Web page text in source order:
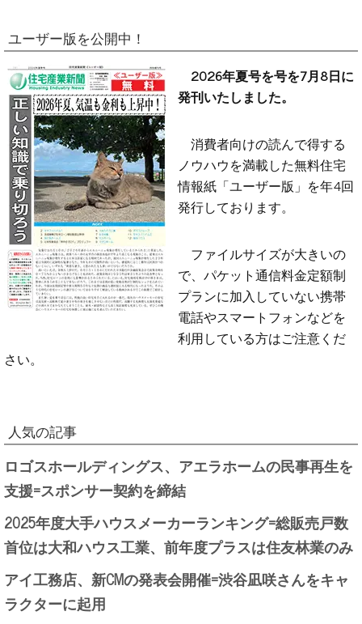
ユーザー版を公開中！
2026年夏号を号を7月8日に
発刊いたしました。
消費者向けの読んで得する
ノウハウを満載した無料住宅
情報紙「ユーザー版」を年4回
発行しております。
ファイルサイズが大きいの
で、パケット通信料金定額制
プランに加入していない携帯
電話やスマートフォンなどを
利用している方はご注意くだ
さい。
人気の記事
ロゴスホールディングス、アエラホームの民事再生を
支援=スポンサー契約を締結
2025年度大手ハウスメーカーランキング=総販売戸数
首位は大和ハウス工業、前年度プラスは住友林業のみ
アイ工務店、新CMの発表会開催=渋谷凪咲さんをキャ
ラクターに起用